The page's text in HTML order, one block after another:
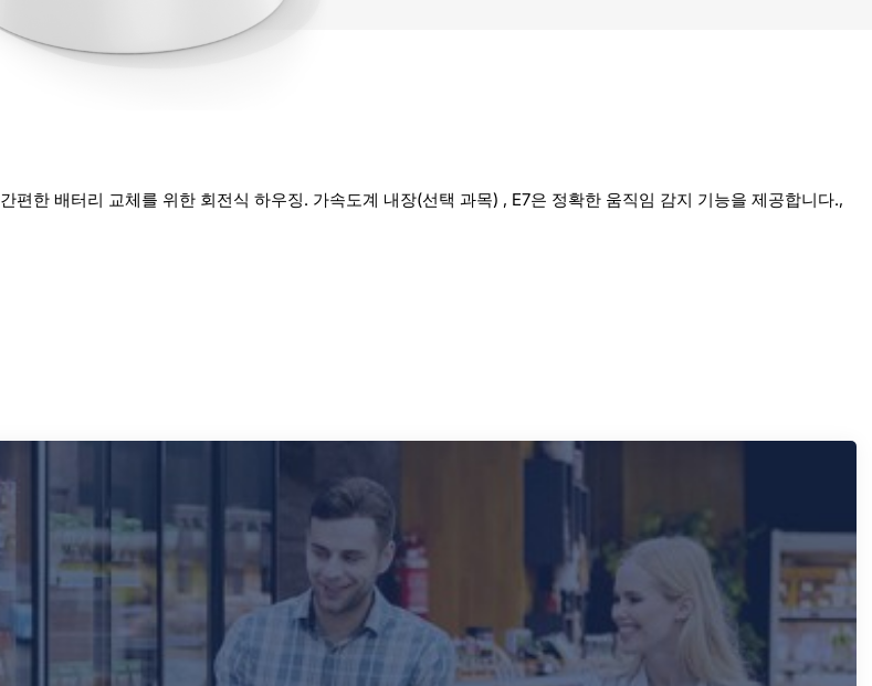
간편한 배터리 교체를 위한 회전식 하우징. 가속도계 내장(선택 과목) , E7은 정확한 움직임 감지 기능을 제공합니다.,